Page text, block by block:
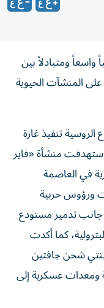
ومتبادلاً بين
المنشآت الحيوية
تنفيذ غارة
منشأة «فاير
في العاصمة
ورؤوس حربية
إلى جانب تدمير مستودع
كما أكدت
شحن جافتين
ومعدات عسكرية إلى